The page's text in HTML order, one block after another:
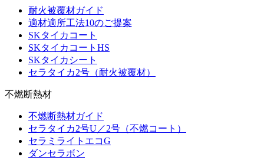
耐火被覆材ガイド
適材適所工法10のご提案
SKタイカコート
SKタイカコートHS
SKタイカシート
セラタイカ2号（耐火被覆材）
不燃断熱材
不燃断熱材ガイド
セラタイカ2号U／2号（不燃コート）
セラミライトエコG
ダンセラボン